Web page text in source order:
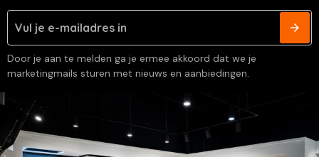
Door je aan te melden ga je ermee akkoord dat we je
marketingmails sturen met nieuws en aanbiedingen.